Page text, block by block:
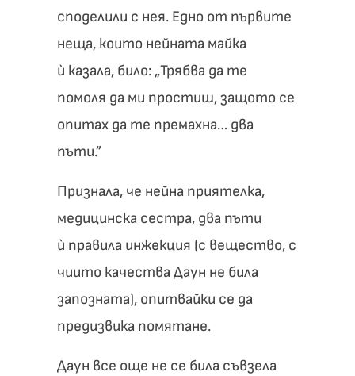
споделили с нея. Едно от първите
неща, които нейната майка
ѝ казала, било: „Трябва да те
помоля да ми простиш, защото се
опитах да те премахна… два
пъти.”
Признала, че нейна приятелка,
медицинска сестра, два пъти
ѝ правила инжекция (с вещество, с
чиито качества Даун не била
запозната), опитвайки се да
предизвика помятане.
Даун все още не се била съвзела